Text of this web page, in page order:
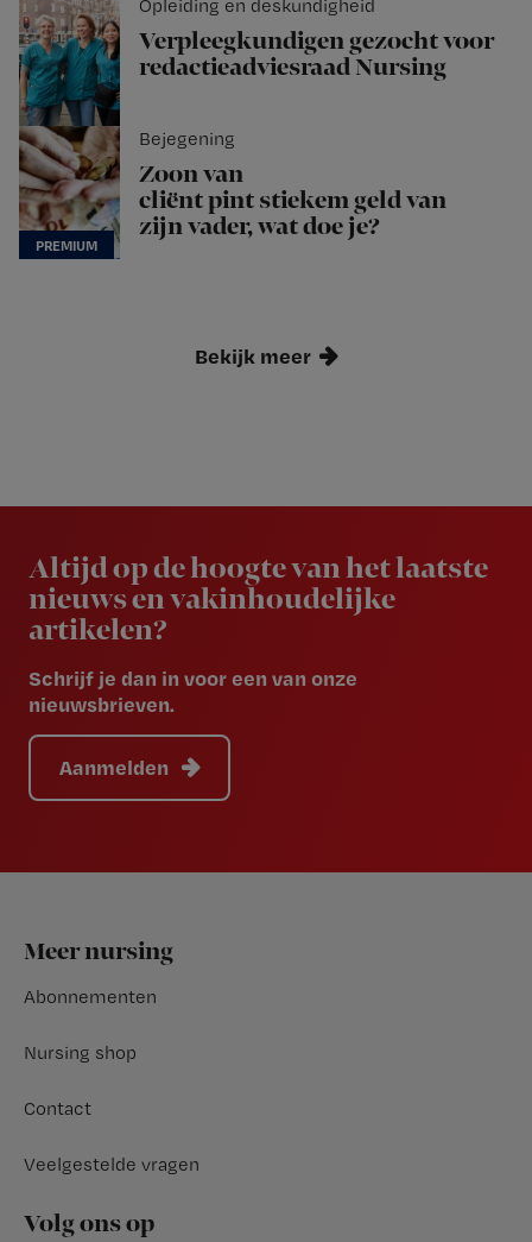
Opleiding en deskundigheid
Verpleegkundigen gezocht voor
redactieadviesraad Nursing
Bejegening
Zoon van
cliënt pint stiekem geld van
zijn vader, wat doe je?
Bekijk meer
Altijd op de hoogte van het laatste
nieuws en vakinhoudelijke
artikelen?
Schrijf je dan in voor een van onze
nieuwsbrieven.
Aanmelden
Footer
Meer nursing
Abonnementen
Nursing shop
Contact
Veelgestelde vragen
Volg ons op